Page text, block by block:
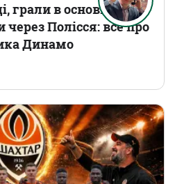
грали в основному
через Полісся: все про
Динамо